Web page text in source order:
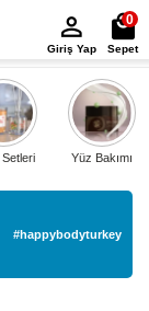
Giriş Yap
0
Sepet
Yüz Bakımı
#happybodyturkey